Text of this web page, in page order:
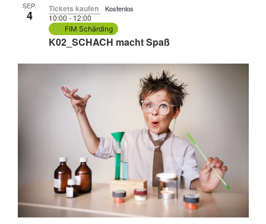
SEP.
4
K02_SCHACH macht Spaß
10:00-12:00
FIM Schärding
Tickets kaufen Kostenlos